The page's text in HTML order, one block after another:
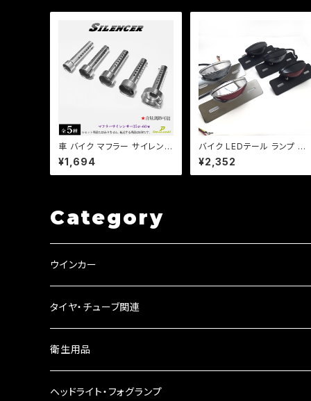
車 バイク マフラー サイレンサ
ー インナー バッフル 消音 長
さ140mm 直径【35 42 45 4
8 60mm 】【即納可能】 音量
¥1,694
バイク LEDテール ランプ 汎
用 ナンバー灯付 ミニタイプ
【ブラック】カスタム テール エ
イプ モンキー SR マグナ FT
¥2,352
Category
ウインカー
ウインカーリレー
ウインカーレンズ
LEDウインカー
タイヤ・チューブ関連
衛生用品
ヘッドライト・フォグランプ